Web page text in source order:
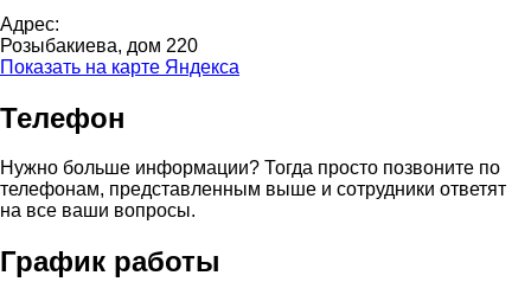
Адрес:
Розыбакиева, дом 220
Показать на карте Яндекса
Телефон
Нужно больше информации? Тогда просто позвоните по
телефонам, представленным выше и сотрудники ответят
на все ваши вопросы.
График работы